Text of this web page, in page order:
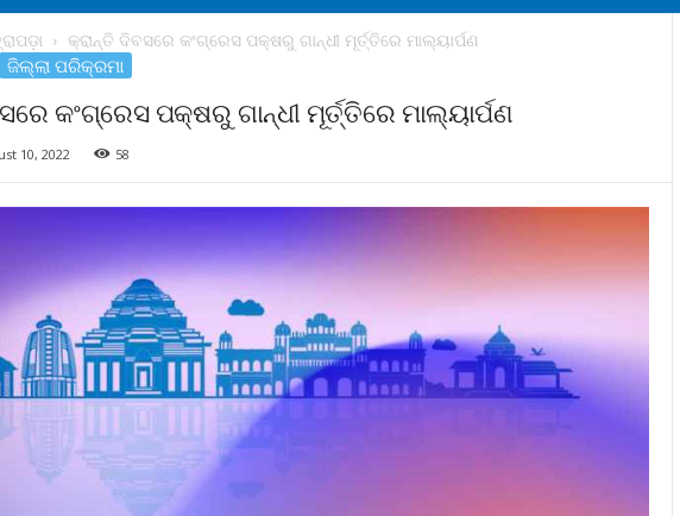
କ୍ରାନ୍ତି ଦିବସରେ କଂଗ୍ରେସ ପକ୍ଷରୁ ଗାନ୍ଧୀ ମୂର୍ତ୍ତିରେ ମାଲ୍ୟାର୍ପଣ
ଜିଲ୍ଲା ପରିକ୍ରମା
କଂଗ୍ରେସ ପକ୍ଷରୁ ଗାନ୍ଧୀ ମୂର୍ତ୍ତିରେ ମାଲ୍ୟାର୍ପଣ
10, 2022 58